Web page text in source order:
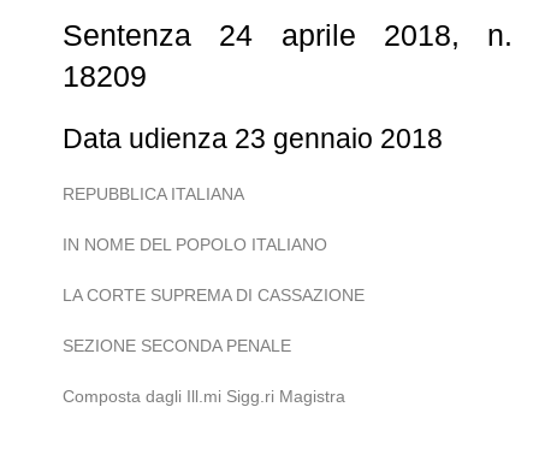
Sentenza 24 aprile 2018, n.
18209
Data udienza 23 gennaio 2018
REPUBBLICA ITALIANA
IN NOME DEL POPOLO ITALIANO
LA CORTE SUPREMA DI CASSAZIONE
SEZIONE SECONDA PENALE
Composta dagli Ill.mi Sigg.ri Magistra